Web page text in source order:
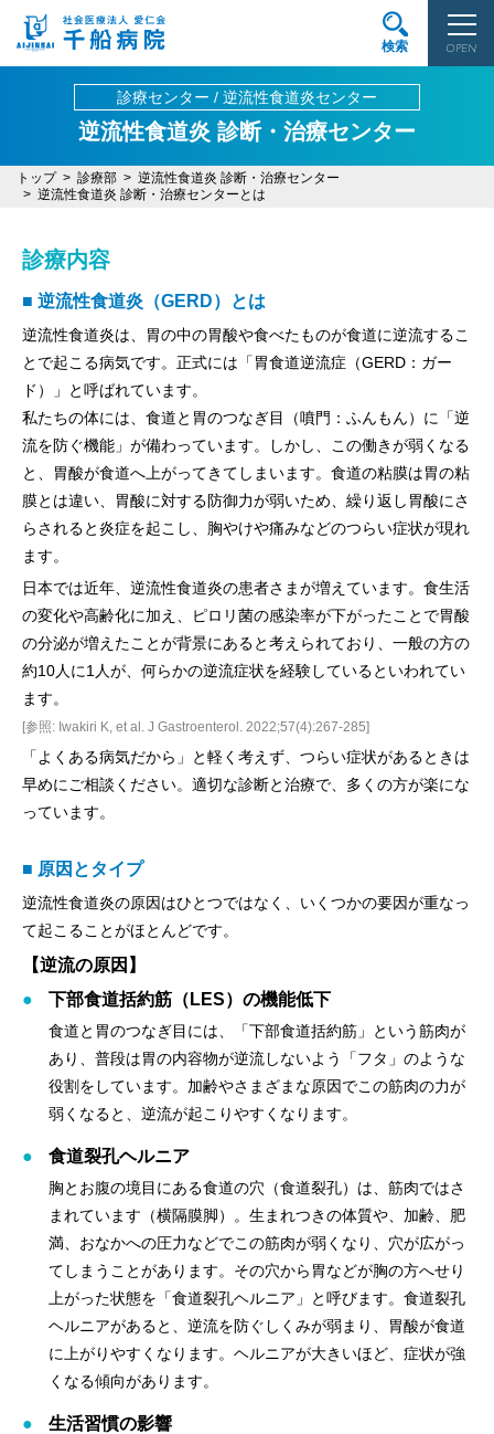
OPEN
検索
診療センター / 逆流性食道炎センター
逆流性食道炎 診断・治療センター
トップ 診療部
逆流性食道炎 診断・治療センター
逆流性食道炎 診断・治療センターとは
診療内容
■ 逆流性食道炎（GERD）とは
逆流性食道炎は、胃の中の胃酸や食べたものが食道に逆流するこ
とで起こる病気です。正式には「胃食道逆流症（GERD：ガー
ド）」と呼ばれています。
私たちの体には、食道と胃のつなぎ目（噴門：ふんもん）に「逆
流を防ぐ機能」が備わっています。しかし、この働きが弱くなる
と、胃酸が食道へ上がってきてしまいます。食道の粘膜は胃の粘
膜とは違い、胃酸に対する防御力が弱いため、繰り返し胃酸にさ
らされると炎症を起こし、胸やけや痛みなどのつらい症状が現れ
ます。
日本では近年、逆流性食道炎の患者さまが増えています。食生活
の変化や高齢化に加え、ピロリ菌の感染率が下がったことで胃酸
の分泌が増えたことが背景にあると考えられており、一般の方の
約10人に1人が、何らかの逆流症状を経験しているといわれてい
ます。
[参照: Iwakiri K, et al. J Gastroenterol. 2022;57(4):267-285]
「よくある病気だから」と軽く考えず、つらい症状があるときは
早めにご相談ください。適切な診断と治療で、多くの方が楽にな
っています。
■ 原因とタイプ
逆流性食道炎の原因はひとつではなく、いくつかの要因が重なっ
て起こることがほとんどです。
【逆流の原因】
下部食道括約筋（LES）の機能低下
食道と胃のつなぎ目には、「下部食道括約筋」という筋肉が
あり、普段は胃の内容物が逆流しないよう「フタ」のような
役割をしています。加齢やさまざまな原因でこの筋肉の力が
弱くなると、逆流が起こりやすくなります。
食道裂孔ヘルニア
胸とお腹の境目にある食道の穴（食道裂孔）は、筋肉ではさ
まれています（横隔膜脚）。生まれつきの体質や、加齢、肥
満、おなかへの圧力などでこの筋肉が弱くなり、穴が広がっ
てしまうことがあります。その穴から胃などが胸の方へせり
上がった状態を「食道裂孔ヘルニア」と呼びます。食道裂孔
ヘルニアがあると、逆流を防ぐしくみが弱まり、胃酸が食道
に上がりやすくなります。ヘルニアが大きいほど、症状が強
くなる傾向があります。
生活習慣の影響